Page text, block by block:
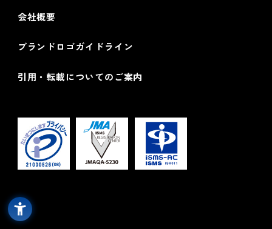
会社概要
ブランドロゴガイドライン
引用・転載についてのご案内